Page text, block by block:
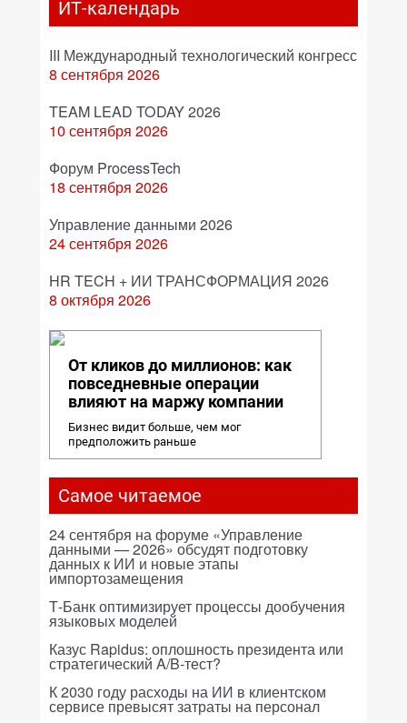
ИТ-календарь
III Международный технологический конгресс
8 сентября 2026
TEAM LEAD TODAY 2026
10 сентября 2026
Форум ProcessTech
18 сентября 2026
Управление данными 2026
24 сентября 2026
HR TECH + ИИ ТРАНСФОРМАЦИЯ 2026
8 октября 2026
От кликов до миллионов: как
повседневные операции
влияют на маржу компании
Бизнес видит больше, чем мог
предположить раньше
Самое читаемое
24 сентября на форуме «Управление
данными — 2026» обсудят подготовку
данных к ИИ и новые этапы
импортозамещения
Т-Банк оптимизирует процессы дообучения
языковых моделей
Казус Rapidus: оплошность президента или
стратегический A/B-тест?
К 2030 году расходы на ИИ в клиентском
сервисе превысят затраты на персонал